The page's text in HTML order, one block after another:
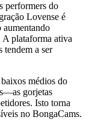
performers do
Lovense é
aumentando
A plataforma ativa
tendem a ser
médios do
gorjetas
Isto torna
no BongaCams.